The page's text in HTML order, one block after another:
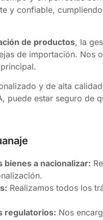
y confiable,
de productos, la
de importación. Nos
y de alta
puede estar seguro de
bienes a nacionalizar:
Realizamos todos los
regulatorios: Nos